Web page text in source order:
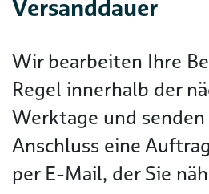
Versanddauer
Wir bearbeiten Ihre
Regel innerhalb der
Werktage und
Anschluss eine
per E-Mail, der Sie